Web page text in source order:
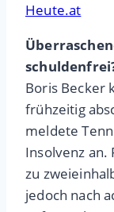
Heute.at
Boris Becker
frühzeitig
meldete
Insolvenz an.
zu
jedoch nach